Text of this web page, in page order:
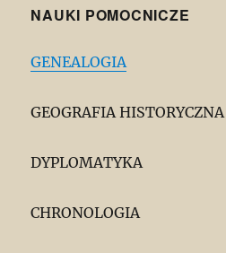
NAUKI POMOCNICZE
GENEALOGIA
GEOGRAFIA HISTORYCZNA
DYPLOMATYKA
CHRONOLOGIA